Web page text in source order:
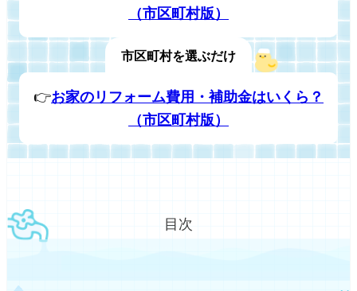
（市区町村版）
市区町村を選ぶだけ
👉お家のリフォーム費用・補助金はいくら？
（市区町村版）
目次